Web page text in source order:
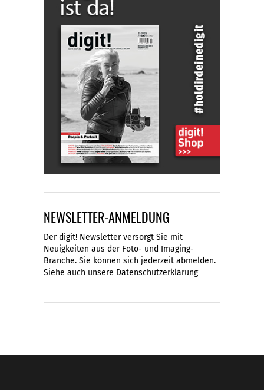
NEWSLETTER-ANMELDUNG
Der digit! Newsletter versorgt Sie mit
Neuigkeiten aus der Foto- und Imaging-
Branche. Sie können sich jederzeit abmelden.
Siehe auch unsere Datenschutzerklärung